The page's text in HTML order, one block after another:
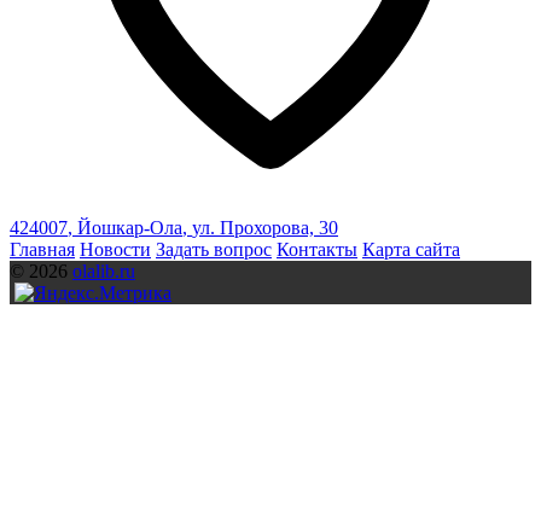
424007, Йошкар-Ола, ул. Прохорова, 30
Главная Новости Задать вопрос Контакты Карта сайта
© 2026 olalib.ru